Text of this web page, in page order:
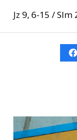
Jz 9, 6-15 /